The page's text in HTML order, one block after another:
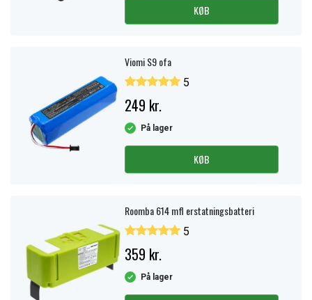
KØB
Viomi S9 ofa
5
249 kr.
På lager
KØB
Roomba 614 mfl erstatningsbatteri
5
359 kr.
På lager